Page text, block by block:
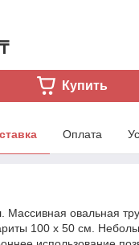
₸
Купить
Оплата
Массивная овальная
100 х 50 см.